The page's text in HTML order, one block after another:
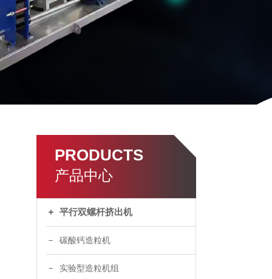
PRODUCTS
产品中心
平行双螺杆挤出机
碳酸钙造粒机
实验型造粒机组